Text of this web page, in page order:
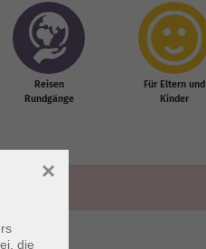
Reisen
Rundgänge
Für Eltern und
Kinder
die
×